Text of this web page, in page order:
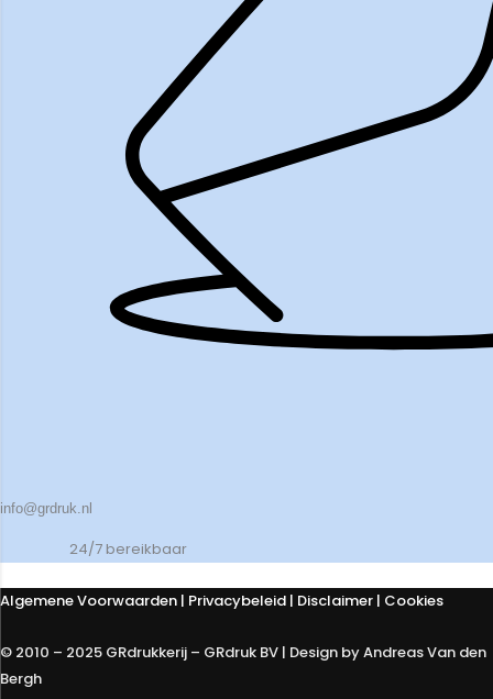
info@grdruk.nl
24/7 bereikbaar
Algemene Voorwaarden | Privacybeleid | Disclaimer | Cookies
© 2010 – 2025 GRdrukkerij – GRdruk BV | Design by Andreas Van den
Bergh